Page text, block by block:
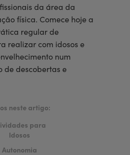
da área da
física. Comece hoje a
regular de
realizar com idosos e
num
de descobertas e
neste artigo:
para
Idosos
Autonomia